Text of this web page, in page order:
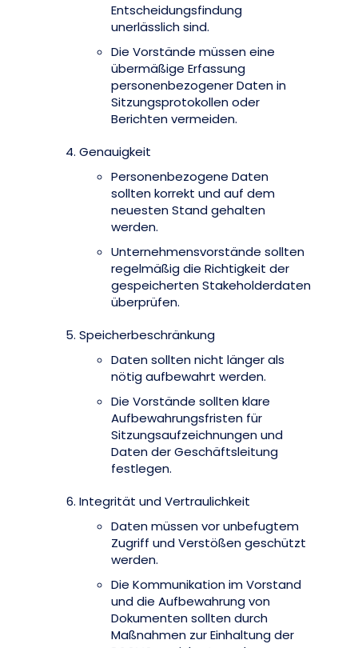
Entscheidungsfindung
unerlässlich sind.
Die Vorstände müssen eine
übermäßige Erfassung
personenbezogener Daten in
Sitzungsprotokollen oder
Berichten vermeiden.
Genauigkeit
Personenbezogene Daten
sollten korrekt und auf dem
neuesten Stand gehalten
werden.
Unternehmensvorstände sollten
regelmäßig die Richtigkeit der
gespeicherten Stakeholderdaten
überprüfen.
Speicherbeschränkung
Daten sollten nicht länger als
nötig aufbewahrt werden.
Die Vorstände sollten klare
Aufbewahrungsfristen für
Sitzungsaufzeichnungen und
Daten der Geschäftsleitung
festlegen.
Integrität und Vertraulichkeit
Daten müssen vor unbefugtem
Zugriff und Verstößen geschützt
werden.
Die Kommunikation im Vorstand
und die Aufbewahrung von
Dokumenten sollten durch
Maßnahmen zur Einhaltung der